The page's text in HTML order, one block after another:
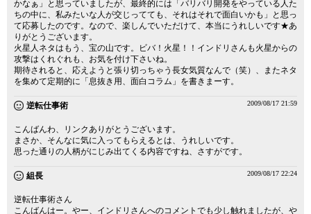
かなぁ」と思っていましたが、最終的には「バリバリ開発をやっている人た
ちの中に、私みたいな人が交じってても、それはそれで面白いかも」と思っ
て応募したのです。なので、楽しんでいただけて、本当にうれしいです★あ
りがとうございます。
火星人ネタはもう、宝の山です。ビバ！火星！！インドリさんも火星からの
攻撃はくれぐれも、お気を付け下さいね。
期待されると、応えようと張り切っちゃう長女気質なんで（笑）、またネタ
を集めて定期的に「息抜き用、面白コラム」を書きまーす。
逆転仕事術 2009/08/17 21:59
こんばんわ、リンクありがとうございます。
まさか、そんなに気に入ってもらえるとは、うれしいです。
思った通りの人柄がにじみ出てくる内容ですね、さすがです。
組長 2009/08/17 22:24
逆転仕事術さん
こんばんはー。やー、インドリさんへのコメントでも少し触れましたが、や